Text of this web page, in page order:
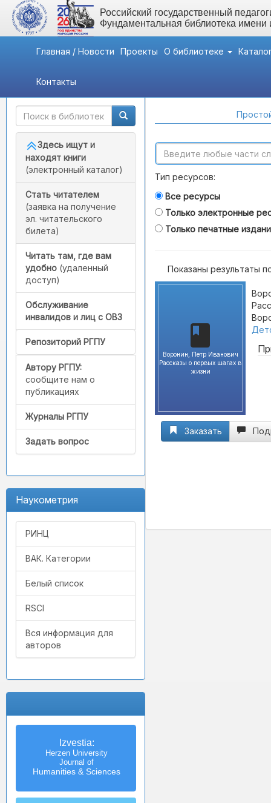
Российский государственный
Фундаментальная библиотека
Главная / Новости Проекты О библиотеке
Контакты
Быстрый доступ
Здесь ищут и
находят книги
(электронный каталог)
Стать читателем
(заявка на получение
эл. читательского
билета)
Читать там, где вам
удобно (удаленный
доступ)
Обслуживание
инвалидов и лиц с ОВЗ
Репозиторий РГПУ
Автору РГПУ:
сообщите нам о
публикациях
Журналы РГПУ
Задать вопрос
Наукометрия
РИНЦ
ВАК. Категории
Белый список
RSCI
Вся информация для
авторов
Izvestia:
Herzen University
Journal of
Humanities & Sciences
Тип ресурсов:
Все ресурсы
Только электронные
Только печатные
Показаны результаты
Воронин, Петр Иванович
Рассказы о первых шагах в
жизни
Заказать